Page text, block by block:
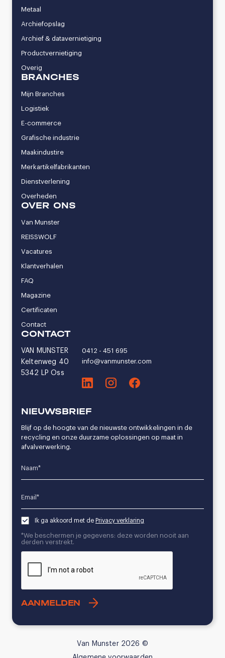
Metaal
Archiefopslag
Archief & datavernietiging
Productvernietiging
Overig
BRANCHES
Mijn Branches
Logistiek
E-commerce
Grafische industrie
Maakindustire
Merkartikelfabrikanten
Dienstverlening
Overheden
OVER ONS
Van Munster
REISSWOLF
Vacatures
Klantverhalen
FAQ
Magazine
Certificaten
Contact
CONTACT
VAN MUNSTER
Keltenweg 40
5342 LP Oss
0412 - 451 695
info@vanmunster.com
NIEUWSBRIEF
Blijf op de hoogte van de nieuwste ontwikkelingen in de
recycling en onze duurzame oplossingen op maat in
afvalverwerking.
Name*
Email*
Ik ga akkoord met de Privacy verklaring
*We beschermen je gegevens: deze worden nooit aan
derden verstrekt.
Van Munster 2026 ©